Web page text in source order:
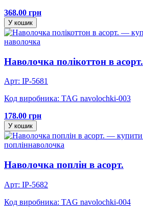
368.00 грн
У кошик
наволочка
Наволочка полікоттон в асорт.
Арт: IP-5681
Код виробника: TAG navolochki-003
178.00 грн
У кошик
попліннаволочка
Наволочка поплін в асорт.
Арт: IP-5682
Код виробника: TAG navolochki-004